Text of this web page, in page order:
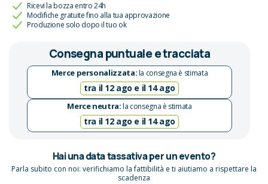
Ricevi la bozza entro 24h
Modifiche gratuite fino alla tua approvazione
Produzione solo dopo il tuo ok
Consegna puntuale e tracciata
Merce personalizzata:la consegna è stimata
tra il 12 ago e il 14 ago
Merce neutra:la consegna è stimata
tra il 12 ago e il 14 ago
Hai una data tassativa per un evento?
Parla subito con noi: verifichiamo la fattibilità e ti aiutiamo a rispettare la
scadenza